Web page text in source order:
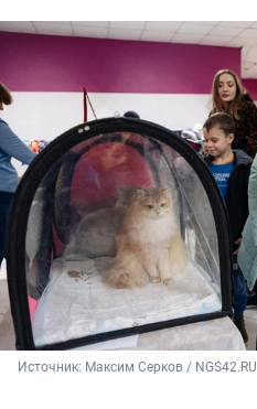
Источник: Максим Серков / NGS42.RU